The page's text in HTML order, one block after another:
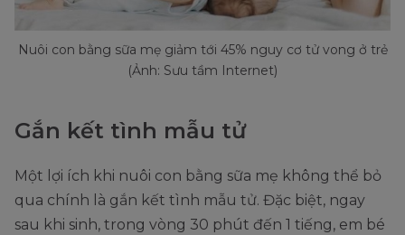
Nuôi con bằng sữa mẹ giảm tới 45% nguy cơ tử vong ở trẻ
(Ảnh: Sưu tầm Internet)
Gắn kết tình mẫu tử
Một lợi ích khi nuôi con bằng sữa mẹ không thể bỏ
qua chính là gắn kết tình mẫu tử. Đặc biệt, ngay
sau khi sinh, trong vòng 30 phút đến 1 tiếng, em bé